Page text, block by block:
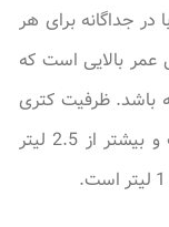
جداگانه برای هر
بالایی است که
باشد. ظرفیت کتری
این محصول مناسب خانواده های پرجمعیت و بیشتر از 2.5 لیتر